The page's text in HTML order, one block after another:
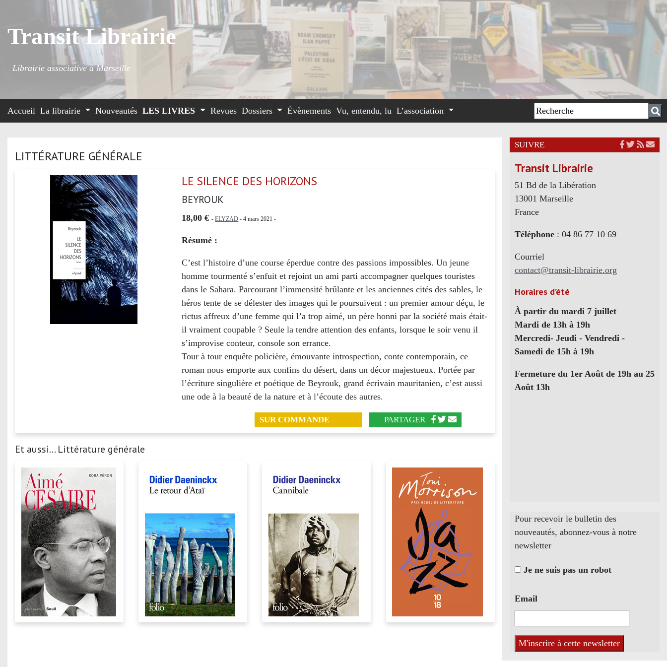
Transit Librairie
Librairie associative à Marseille
Accueil La librairie Nouveautés LES LIVRES Revues Dossiers Évènements Vu, entendu, lu L’association
LITTÉRATURE GÉNÉRALE
LE SILENCE DES HORIZONS
BEYROUK
18,00 € -ELYZAD - 4 mars 2021 -
Résumé :
C’est l’histoire d’une course éperdue contre des passions impossibles. Un jeune
homme tourmenté s’enfuit et rejoint un ami parti accompagner quelques touristes
dans le Sahara. Parcourant l’immensité brûlante et les anciennes cités des sables, le
héros tente de se délester des images qui le poursuivent : un premier amour déçu, le
rictus affreux d’une femme qui l’a trop aimé, un père honni par la société mais était-
il vraiment coupable ? Seule la tendre attention des enfants, lorsque le soir venu il
s’improvise conteur, console son errance.
Tour à tour enquête policière, émouvante introspection, conte contemporain, ce
roman nous emporte aux confins du désert, dans un décor majestueux. Portée par
l’écriture singulière et poétique de Beyrouk, grand écrivain mauritanien, c’est aussi
une ode à la beauté de la nature et à l’écoute des autres.
SUR COMMANDE PARTAGER
Et aussi... Littérature générale
SUIVRE
Transit Librairie
51 Bd de la Libération
13001 Marseille
France
Téléphone: 04 86 77 10 69
Courriel
contact@transit-librairie.org
Horaires d’été
À partir du mardi 7 juillet
Mardi de 13h à 19h
Mercredi- Jeudi - Vendredi -
Samedi de 15h à 19h
Fermeture du 1er Août de 19h au 25
Août 13h
Pour recevoir le bulletin des
nouveautés, abonnez-vous à notre
newsletter
Je ne suis pas un robot
Email